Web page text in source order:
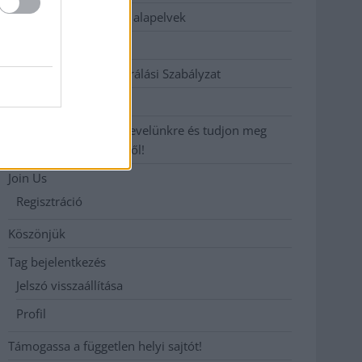
Etikai és függetlenségi alapelvek
Hozzászólási és Moderálási Szabályzat
Iratkozzon fel heti hírlevelünkre és tudjon meg
még többet megyénkről!
Join Us
Regisztráció
Köszönjük
Tag bejelentkezés
Jelszó visszaállítása
Profil
Támogassa a független helyi sajtót!